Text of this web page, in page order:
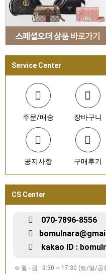
Service Center
주문/배송 장바구니
공지사항 구매후기
CS Center
070-7896-8556
kakao ID :
⊙ 월 - 금 : 9:30 ~ 17:30 (토/일/공